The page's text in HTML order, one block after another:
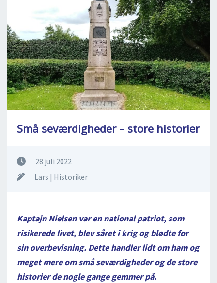
BOOKING
FOREDRAG
OM OS
Små seværdigheder – store historier
28 juli 2022
Lars | Historiker
Kaptajn Nielsen var en national patriot, som
risikerede livet, blev såret i krig og blødte for
sin overbevisning. Dette handler lidt om ham og
meget mere om små seværdigheder og de store
historier de nogle gange gemmer på.